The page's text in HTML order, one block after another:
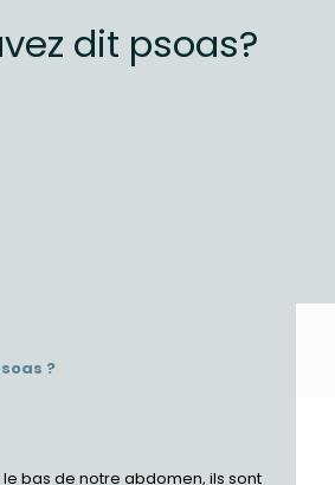
dit psoas?
at?
le bas de notre abdomen, ils sont